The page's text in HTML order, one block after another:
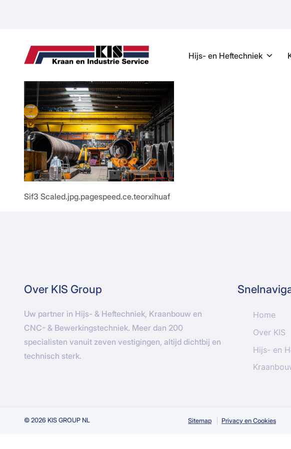
Hijs- en Heftechniek
Sif3 Scaled.jpg.pagespeed.ce.teorxihuaf
Over KIS Group
Uw partner in Hijs- & Heftechniek, Kraanbouw en
CNC- & Bewerkingstechniek. Meer dan 200
specialisten vanuit zeven vestigingen, altijd dichtbij en
technisch sterk.
Home
Over KIS
Hijs- en
© 2026 KIS GROUP NL Sitemap Privacy en Cookies